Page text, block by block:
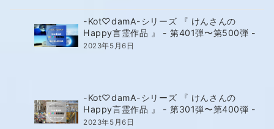
-Kot♡damA-シリーズ 『 けんさんの
Happy言霊作品 』 - 第401弾〜第500弾 -
2023年5月6日
-Kot♡damA-シリーズ 『 けんさんの
Happy言霊作品 』 - 第301弾〜第400弾 -
2023年5月6日